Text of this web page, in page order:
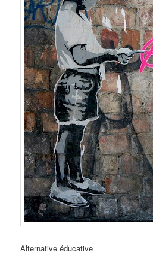
Alternative éducative